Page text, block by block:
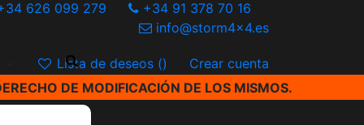
626 099 279
+34 91 378 70 16
info@storm4x4.es
Lista de deseos ()
Crear cuenta
DE MODIFICACIÓN DE LOS MISMOS.